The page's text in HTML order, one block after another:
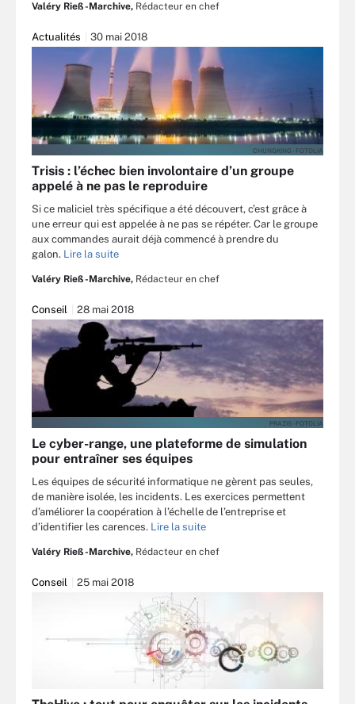
Valéry Rieß-Marchive, Rédacteur en chef
Actualités 30 mai 2018
CHUNGKING - FOTOLIA
Trisis : l’échec bien involontaire d’un groupe
appelé à ne pas le reproduire
Si ce maliciel très spécifique a été découvert, c’est grâce à
une erreur qui est appelée à ne pas se répéter. Car le groupe
aux commandes aurait déjà commencé à prendre du
galon. Lire la suite
Valéry Rieß-Marchive, Rédacteur en chef
Conseil 28 mai 2018
PRAZIS - FOTOLIA
Le cyber-range, une plateforme de simulation
pour entraîner ses équipes
Les équipes de sécurité informatique ne gèrent pas seules,
de manière isolée, les incidents. Les exercices permettent
d’améliorer la coopération à l’échelle de l’entreprise et
d’identifier les carences. Lire la suite
Valéry Rieß-Marchive, Rédacteur en chef
Conseil 25 mai 2018